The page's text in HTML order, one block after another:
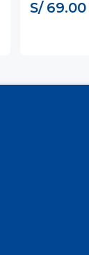
S/ 69.00